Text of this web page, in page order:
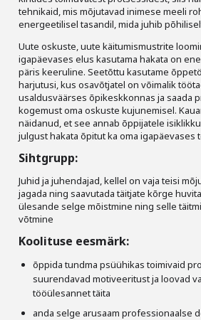
tehnikaid, mis mõjutavad inimese meeli
energeetilisel tasandil, mida juhib
Uute oskuste, uute käitumismustrite
igapäevases elus kasutama hakata on
päris keeruline. Seetõttu kasutame
harjutusi, kus osavõtjatel on võimalik
usaldusväärses õpikeskkonnas ja saada
kogemust oma oskuste kujunemisel.
näidanud, et see annab õppijatele
julgust hakata õpitut ka oma igapäevases
Sihtgrupp:
Juhid ja juhendajad, kellel on vaja teisi
jagada ning saavutada täitjate kõrge
ülesande selge mõistmine ning selle
võtmine
Koolituse eesmärk:
õppida tundma psüühikas toimivaid
suurendavad motiveeritust ja loovad
tööülesannet täita
anda selge arusaam professionaalse